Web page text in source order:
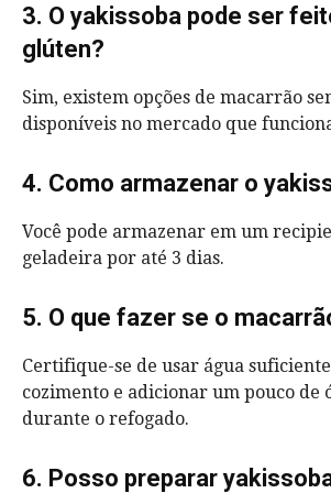
3. O yakissoba pode ser
glúten?
Sim, existem opções de macarrão
disponíveis no mercado que
4. Como armazenar o
Você pode armazenar em um
geladeira por até 3 dias.
5. O que fazer se o
Certifique-se de usar água
cozimento e adicionar um pouco de
durante o refogado.
6. Posso preparar